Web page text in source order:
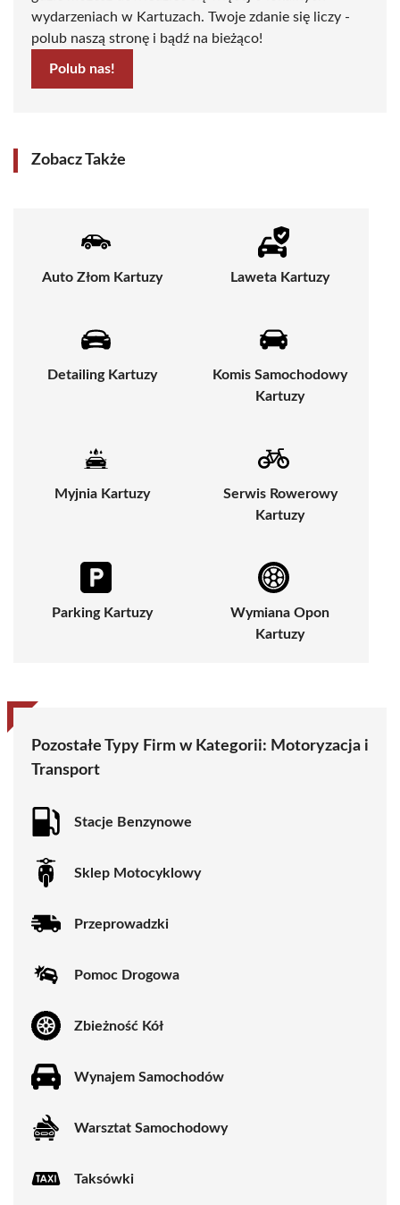
wydarzeniach w Kartuzach. Twoje zdanie się liczy -
polub naszą stronę i bądź na bieżąco!
Polub nas!
Zobacz Także
Auto Złom Kartuzy Laweta Kartuzy
Detailing Kartuzy
Komis Samochodowy
Kartuzy
Myjnia Kartuzy
Serwis Rowerowy
Kartuzy
Parking Kartuzy
Wymiana Opon
Kartuzy
Pozostałe Typy Firm w Kategorii: Motoryzacja i
Transport
Stacje Benzynowe
Sklep Motocyklowy
Przeprowadzki
Pomoc Drogowa
Zbieżność Kół
Wynajem Samochodów
Warsztat Samochodowy
Taksówki